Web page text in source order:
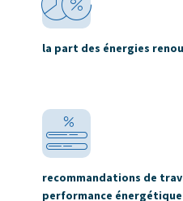
la part des énergies
recommandations de
performance énergétique